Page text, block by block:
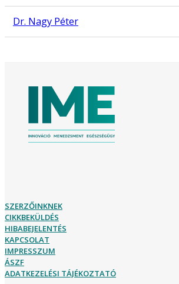
Dr. Nagy Péter
SZERZŐINKNEK
CIKKBEKÜLDÉS
HIBABEJELENTÉS
KAPCSOLAT
IMPRESSZUM
ÁSZF
ADATKEZELÉSI TÁJÉKOZTATÓ